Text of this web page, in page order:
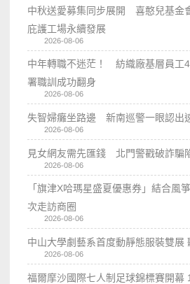
中秋送愛募集同步展開 喜憨兒基金
庇護工場永續發展
2026-08-06
中年轉職不迷茫！ 紡織廠基層員工
署職訓成功翻身
2026-08-06
失智婦癱坐路邊 新南巡警一眼認出
2026-08-06
見女網友需先匯錢 北門警戳破詐騙
2026-08-06
「旗津X哈瑪星盛夏優惠券」結合風
次走訪商圈
2026-08-06
中山大學劇藝系首度動靜態服裝雙展
2026-08-06
福爾摩沙國際七人制足球錦標賽開幕